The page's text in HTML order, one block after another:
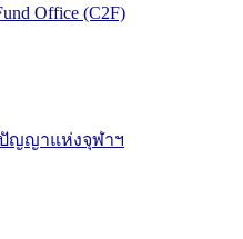
Office (C2F)
ญญาแห่งจุฬาฯ